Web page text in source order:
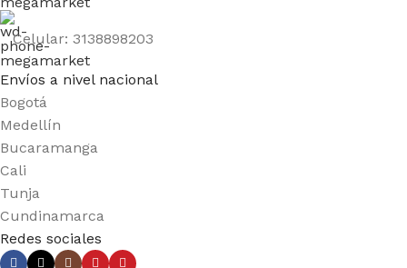
Celular: 3138898203
Envíos a nivel nacional
Bogotá
Medellín
Bucaramanga
Cali
Tunja
Cundinamarca
Redes sociales